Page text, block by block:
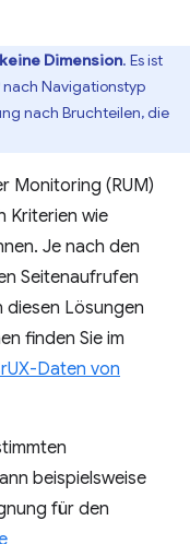
keine Dimension. Es ist
Navigationstyp
nach Bruchteilen, die
Monitoring (RUM)
Kriterien wie
Je nach den
Seitenaufrufen
diesen Lösungen
finden Sie im
Daten von
beispielsweise
für den